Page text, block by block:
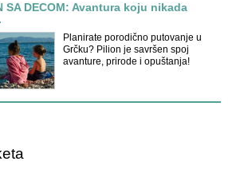
SA DECOM: Avantura koju nikada
Planirate porodično putovanje u
Grčku? Pilion je savršen spoj
avanture, prirode i opuštanja!